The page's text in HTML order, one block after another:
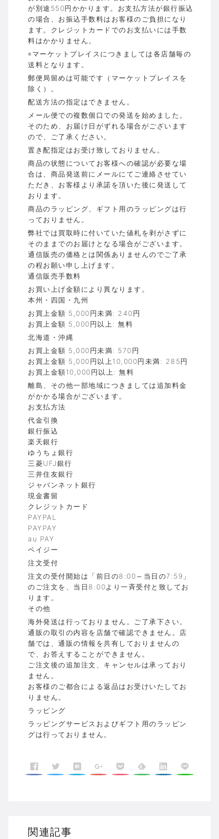
が別途550円かかります。お支払方法が銀行振込
の場合、お振込手数料はお客様のご負担になり
ます。クレジットカードでのお支払いには手数
料はかかりません。
※マーケットプレイスにつきましては各店舗毎の
送料となります。
郵便局留めは可能です（マーケットプレイスを
除く）。
配送方法の指定はできません。
メール便での複数個口での発送を始めました。
そのため、お届け日がずれる場合がございます
ので、ご了承ください。
置き配指定はお受け致しておりません。
商品の状態についてお客様への確認が必要な場
合は、商品発送前にメールにてご連絡させてい
ただき、お客様より承諾を頂いた後に発送して
おります。
商品のラッピング、ギフト用のラッピングは行
っておりません。
弊社では買取時に付いていた値札を剥がさずに
そのままでのお届けとなる場合がございます。
通信販売の価格とは関係ありませんのでご了承
の程お願い申し上げます。
通信販売手数料
お買い上げ金額により異なります。
本州・四国・九州
お買上金額 5,000円未満: 240円
お買上金額 5,000円以上: 無料
北海道・沖縄
お買上金額 5,000円未満: 570円
お買上金額 5,000円以上10,000円未満: 285円
お買上金額10,000円以上: 無料
離島、その他一部地域につきましては追加料金
がかかる場合がございます。
お支払方法
代金引換
銀行振込
楽天銀行
ゆうちょ銀行
三菱UFJ銀行
三井住友銀行
ジャパンネット銀行
現金書留
クレジットカード
PAYPAL
PAYPAY
au PAY
ペイジー
注文受付
注文の受付開始は「前日の8:00～当日の7:59」
のご注文を、当日8:00より一斉受付と致してお
ります。
その他
海外発送は行っておりません。ご了承下さい。
通販の取引の内容を店舗で確認できません。店
舗では、通販の情報を共有しておりませんの
で、お答えすることができません。
ご注文後の追加注文、キャンセルは承っており
ません。
お客様のご都合による返品はお受けいたしてお
りません。
ラッピング
ラッピングサービスおよびギフト用のラッピン
グは行っておりません。
関連記事